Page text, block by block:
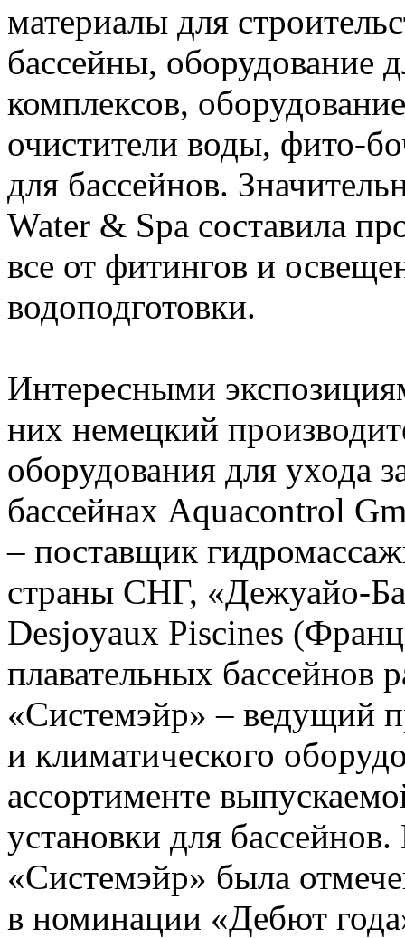
материалы для
бассейны, оборудование
комплексов,
очистители воды, фито-
для бассейнов.
Water & Spa составила
все от фитингов и
водоподготовки.
Интересными
них немецкий
оборудования для ухода
бассейнах Aquacontrol
– поставщик
страны СНГ, «Дежуайо-
Desjoyaux Piscines
плавательных бассейнов
«Системэйр» – ведущий
и климатического
ассортименте
установки для
«Системэйр» была
в номинации «Дебют